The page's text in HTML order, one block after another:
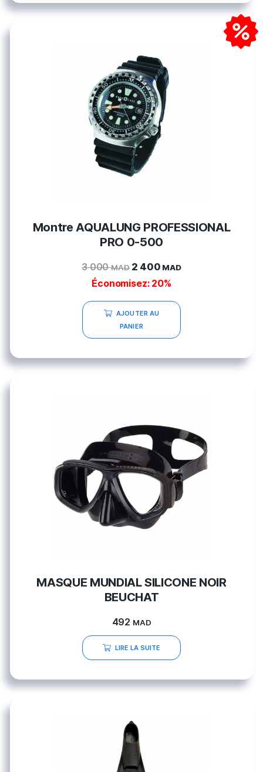
Montre AQUALUNG PROFESSIONAL
PRO 0-500
3 000MAD 2 400 MAD
Économisez: 20%
AJOUTER AU
PANIER
MASQUE MUNDIAL SILICONE NOIR
BEUCHAT
492 MAD
LIRE LA SUITE